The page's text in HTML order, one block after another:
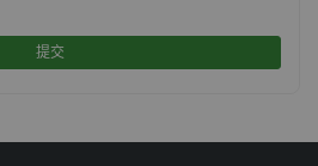
提交